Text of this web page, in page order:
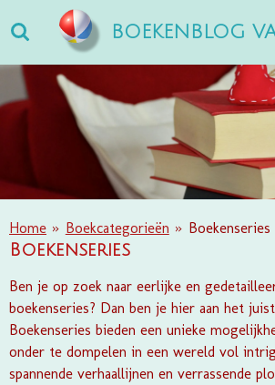
direct
naar
de
hoofdinhoud
BOEKENBLOG
Home » Boekcategorieën » Boekenseries
Boekenseries
Ben je op zoek naar eerlijke en
boekenseries? Dan ben je hier aan het
Boekenseries bieden een unieke
onder te dompelen in een wereld vol
spannende verhaallijnen en verrassende